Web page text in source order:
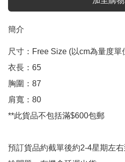
簡介
尺寸：Free Size (以cm為量度單
衣長：65
胸圍：87
肩寬：80
**此貨品不包括滿$600包郵
預訂貨品約截單後約2-4星期左